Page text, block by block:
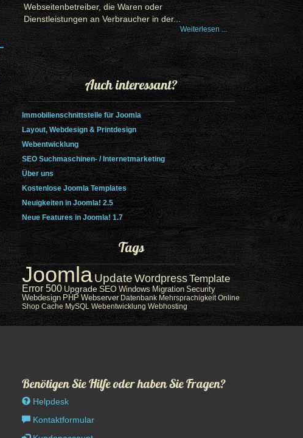
Webseitenbetreiber, die Waren oder
Dienstleistungen an Verbraucher in der...
Weiterlesen ...
Auch interessant?
Immobilienschnittstelle für Joomla
Layout, Webdesign & Printdesign
Webentwicklung
SEO Suchmaschinen- / Internetmarketing
Über uns
Kostenlose Joomla Templates
Neuigkeiten in Joomla! 2.5
Neue Features in Joomla! 1.7
Tags
JoomlaUpdateWordpressTemplate
Error 500Upgrade SEO Windows Migration Security
Webdesign PHP Webserver Datenbank Mehrsprachigkeit Online
Shop Cache MySQL Webentwicklung Webhosting
Benötigen Sie Hilfe oder haben Sie Fragen?
Helpdesk
Kontaktformular